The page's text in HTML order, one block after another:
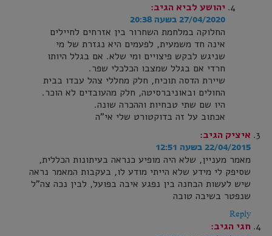
יהושע לביא הגיב:
27/04/2020 בשעה 20:38
החלוקה במלחמת השחרור בין אזרחים לחיילים
אינה חד משמעית, לפעמים היא נגזרת של מי
שניגש לבקש פיצויים ומי שלא. אם בגלל היותו
חרדי אם בגלל שמצבו הכלכלי שפר.
שיירת הדסה תוכיח, חלק מחללי צהל עבדו בבית
החולים ובאוניברסיטה, חלק מהעובדים לא הוכר.
היו שם שתי טבחיות וההכרה שונה.
אכתוב על זה בדוקטורט שלי אי"ה
איציק הגיב:
22/04/2015 בשעה 12:51
מאמר מעניין, שלא היה מופיע כנראה בעיתונות הכללית,
שסיפק לי מידע שלא הייתי מודע לו, בעקבות המאמר נראה
שיש לעשות הבחנה בין נפגע איבה בפועל, לבין נכה צה"ל
שנפטר בשיבה טובה
Reply
חגי הגיב: